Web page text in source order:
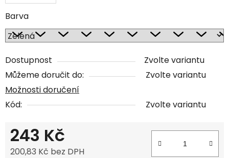
Barva
Dostupnost
Zvolte variantu
Můžeme doručit do:
Zvolte variantu
Možnosti doručení
Kód:
Zvolte variantu
243 Kč
200,83 Kč bez DPH